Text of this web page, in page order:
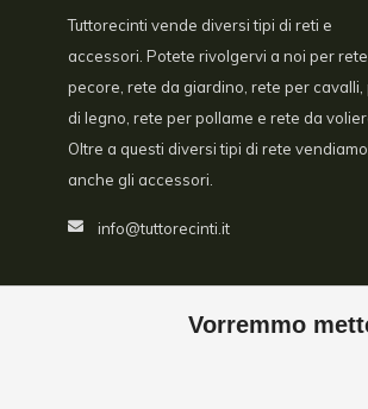
Vorremmo
Tuttorecinti vende diversi tipi di reti e
accessori. Potete rivolgervi a noi per
pecore, rete da giardino, rete per cavalli,
di legno, rete per pollame e rete da
Oltre a questi diversi tipi di rete vendiamo
anche gli accessori.
info@tuttorecinti.it